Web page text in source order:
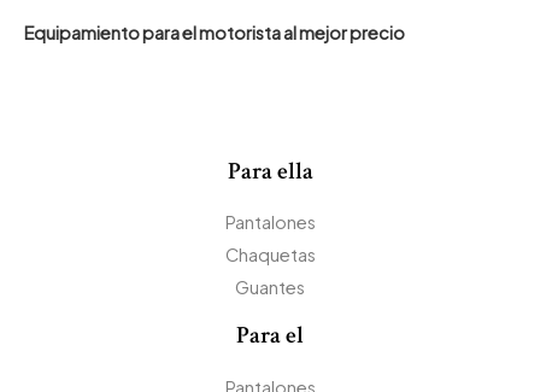
Equipamiento para el motorista al mejor precio
Para ella
Pantalones
Chaquetas
Guantes
Para el
Pantalones